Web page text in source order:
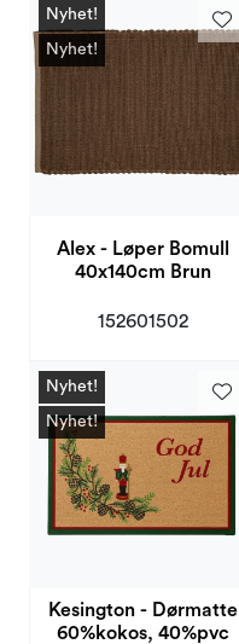
Nyhet!
Nyhet!
Alex - Løper Bomull
40x140cm Brun
152601502
Nyhet!
Nyhet!
Kesington - Dørmatte
60%kokos, 40%pvc